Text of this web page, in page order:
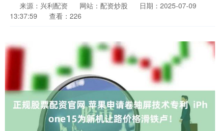
来源：兴利配资 网站：配资炒股
日期：2025-07-09
13:37:59
查看：226